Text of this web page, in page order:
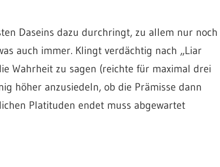
Daseins dazu durchringt, zu allem nur noch
auch immer. Klingt verdächtig nach „Liar
Wahrheit zu sagen (reichte für maximal drei
höher anzusiedeln, ob die Prämisse dann
Platituden endet muss abgewartet